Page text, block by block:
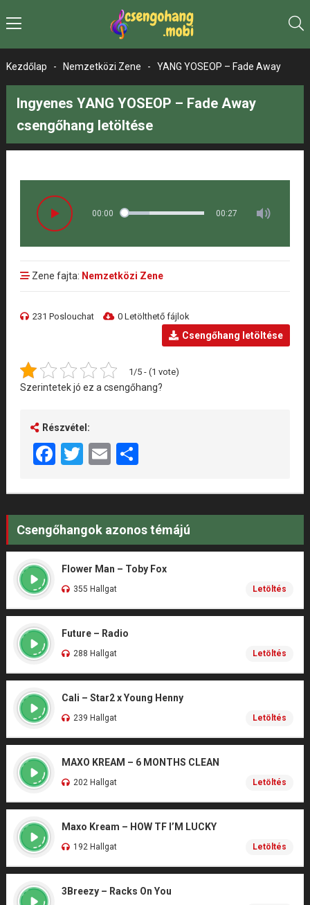
Kezdőlap - Nemzetközi Zene - YANG YOSEOP – Fade Away
Ingyenes YANG YOSEOP – Fade Away
csengőhang letöltése
00:00 00:27
Zene fajta: Nemzetközi Zene
231 Poslouchat 0 Letölthető fájlok
Csengőhang letöltése
1/5 - (1 vote)
Szerintetek jó ez a csengőhang?
Részvétel:
Facebook
Twitter
EmailShare
Csengőhangok azonos témájú
Flower Man – Toby Fox
355 Hallgat Letöltés
Future – Radio
288 Hallgat Letöltés
Cali – Star2 x Young Henny
239 Hallgat Letöltés
MAXO KREAM – 6 MONTHS CLEAN
202 Hallgat Letöltés
Maxo Kream – HOW TF I’M LUCKY
192 Hallgat Letöltés
3Breezy – Racks On You